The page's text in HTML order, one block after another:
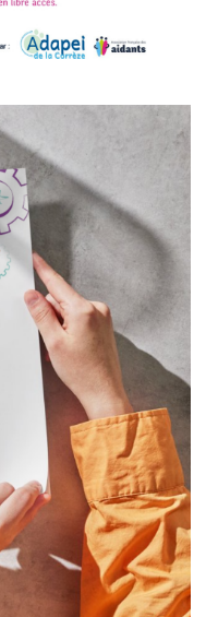
du second semestre
HOLA, place désormais
Aidants, dont le
Ces temps d’échange
partager leur